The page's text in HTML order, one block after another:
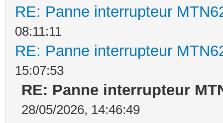
RE: Panne interrupteur
08:11:11
RE: Panne interrupteur
15:07:53
RE: Panne interrupteur
28/05/2026, 14:46:49